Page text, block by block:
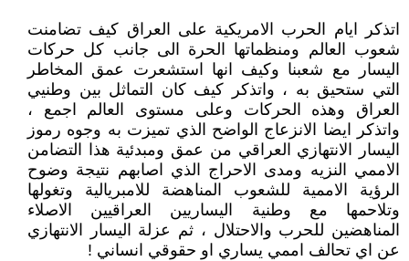
اتذكر ايام الحرب الامريكية على العراق كيف تضامنت
شعوب العالم ومنظماتها الحرة الى جانب كل حركات
اليسار مع شعبنا وكيف انها استشعرت عمق المخاطر
التي ستحيق به ، واتذكر كيف كان التماثل بين وطنيي
العراق وهذه الحركات وعلى مستوى العالم اجمع ،
واتذكر ايضا الانزعاج الواضح الذي تميزت به وجوه رموز
اليسار الانتهازي العراقي من عمق ومبدئية هذا التضامن
الاممي النزيه ومدى الاحراج الذي اصابهم نتيجة وضوح
الرؤية الاممية للشعوب المناهضة للامبريالية وتغولها
وتلاحمها مع وطنية اليساريين العراقيين الاصلاء
المناهضين للحرب والاحتلال ، ثم عزلة اليسار الانتهازي
عن اي تحالف اممي يساري او حقوقي انساني !